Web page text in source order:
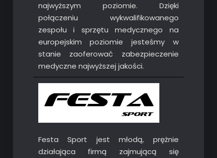
najwyższym poziomie. Dzięki
połączeniu wykwalifikowanego
zespołu i sprzętu medycznego na
europejskim poziomie jesteśmy w
stanie zaoferować zabezpieczenie
medyczne najwyższej jakości.
Festa Sport jest młodą, prężnie
działająca firmą zajmującą się